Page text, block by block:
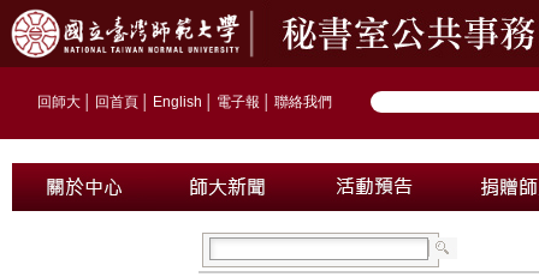
回師大 回首頁 English 電子報 聯絡我們